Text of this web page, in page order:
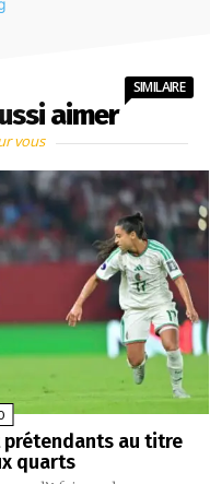
aimer
SIMILAIRE
vous
prétendants au titre
quarts